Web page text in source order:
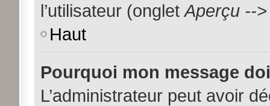
l’utilisateur (ongletAperçu --
Haut
Pourquoi mon message
L’administrateur peut avoir